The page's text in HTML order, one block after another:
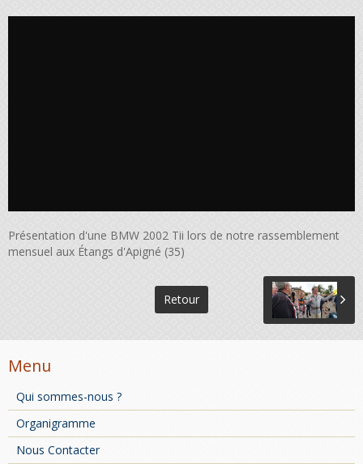
Présentation d'une BMW 2002 Tii lors de notre rassemblement
mensuel aux Étangs d'Apigné (35)
Retour
Menu
Qui sommes-nous ?
Organigramme
Nous Contacter